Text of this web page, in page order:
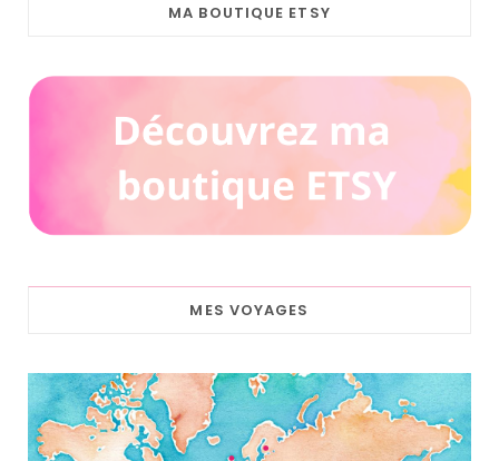
MA BOUTIQUE ETSY
MES VOYAGES